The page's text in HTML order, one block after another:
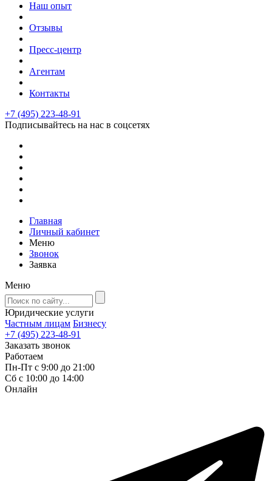
Наш опыт
Отзывы
Пресс-центр
Агентам
Контакты
+7 (495) 223-48-91
Подписывайтесь на нас в соцсетях
Главная
Личный кабинет
Меню
Звонок
Заявка
Меню
Юридические услуги
Частным лицам Бизнесу
+7 (495) 223-48-91
Заказать звонок
Работаем
Пн-Пт с 9:00 до 21:00
Сб с 10:00 до 14:00
Онлайн